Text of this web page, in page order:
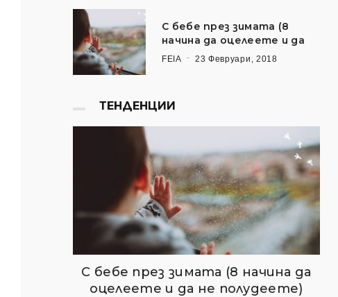
С бебе през зимата (8
начина да оцелеете и да
FEIA 23 Февруари, 2018
ТЕНДЕНЦИИ
С бебе през зимата (8 начина да
оцелеете и да не полудеете)